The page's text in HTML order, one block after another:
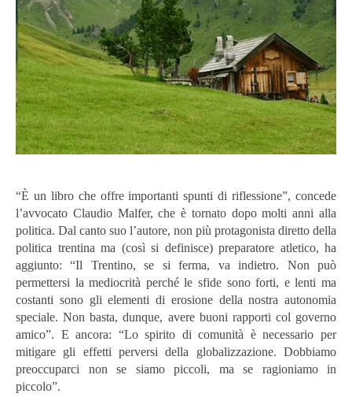
“È un libro che offre importanti spunti di riflessione”, concede
l’avvocato Claudio Malfer, che è tornato dopo molti anni alla
politica. Dal canto suo l’autore, non più protagonista diretto della
politica trentina ma (così si definisce) preparatore atletico, ha
aggiunto: “Il Trentino, se si ferma, va indietro. Non può
permettersi la mediocrità perché le sfide sono forti, e lenti ma
costanti sono gli elementi di erosione della nostra autonomia
speciale. Non basta, dunque, avere buoni rapporti col governo
amico”. E ancora: “Lo spirito di comunità è necessario per
mitigare gli effetti perversi della globalizzazione. Dobbiamo
preoccuparci non se siamo piccoli, ma se ragioniamo in
piccolo”.